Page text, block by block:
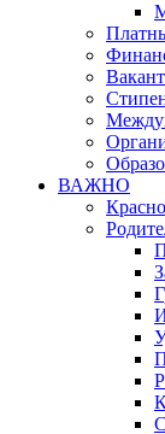
ВАЖНО